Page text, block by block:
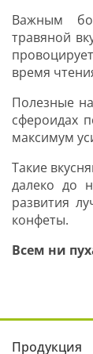
Важным
травяной
время
Полезные
сфероидах
максимум
Такие
далеко до
развития
конфеты.
Всем ни
Продукция